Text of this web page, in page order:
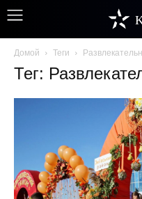
Домой Теги
Тег: